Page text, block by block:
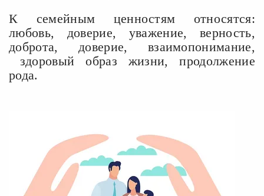
К семейным ценностям относятся:
любовь, доверие, уважение, верность,
доброта, доверие, взаимопонимание,
здоровый образ жизни, продолжение
рода.